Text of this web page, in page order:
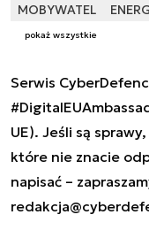
MOBYWATEL
pokaż wszystkie
Serwis
UE). Jeśli są
które nie znacie
napisać –